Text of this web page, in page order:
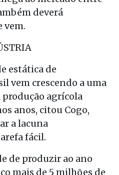
deverá
vem.
estática de
vem crescendo a uma
produção agrícola
anos, citou Cogo,
a lacuna
fácil.
de produzir ao ano
mais de 5 milhões de